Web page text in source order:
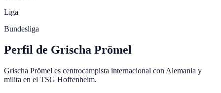
Liga
Bundesliga
Perfil de Grischa Prömel
Grischa Prömel es centrocampista internacional con Alemania y
milita en el TSG Hoffenheim.